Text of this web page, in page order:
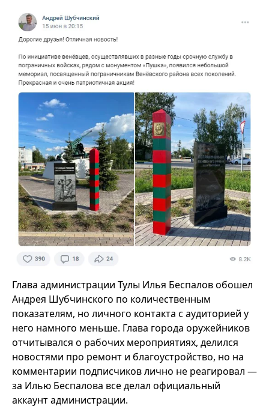
Глава администрации Тулы Илья Беспалов обошел
Андрея Шубчинского по количественным
показателям, но личного контакта с аудиторией у
него намного меньше. Глава города оружейников
отчитывался о рабочих мероприятиях, делился
новостями про ремонт и благоустройство, но на
комментарии подписчиков лично не реагировал —
за Илью Беспалова все делал официальный
аккаунт администрации.